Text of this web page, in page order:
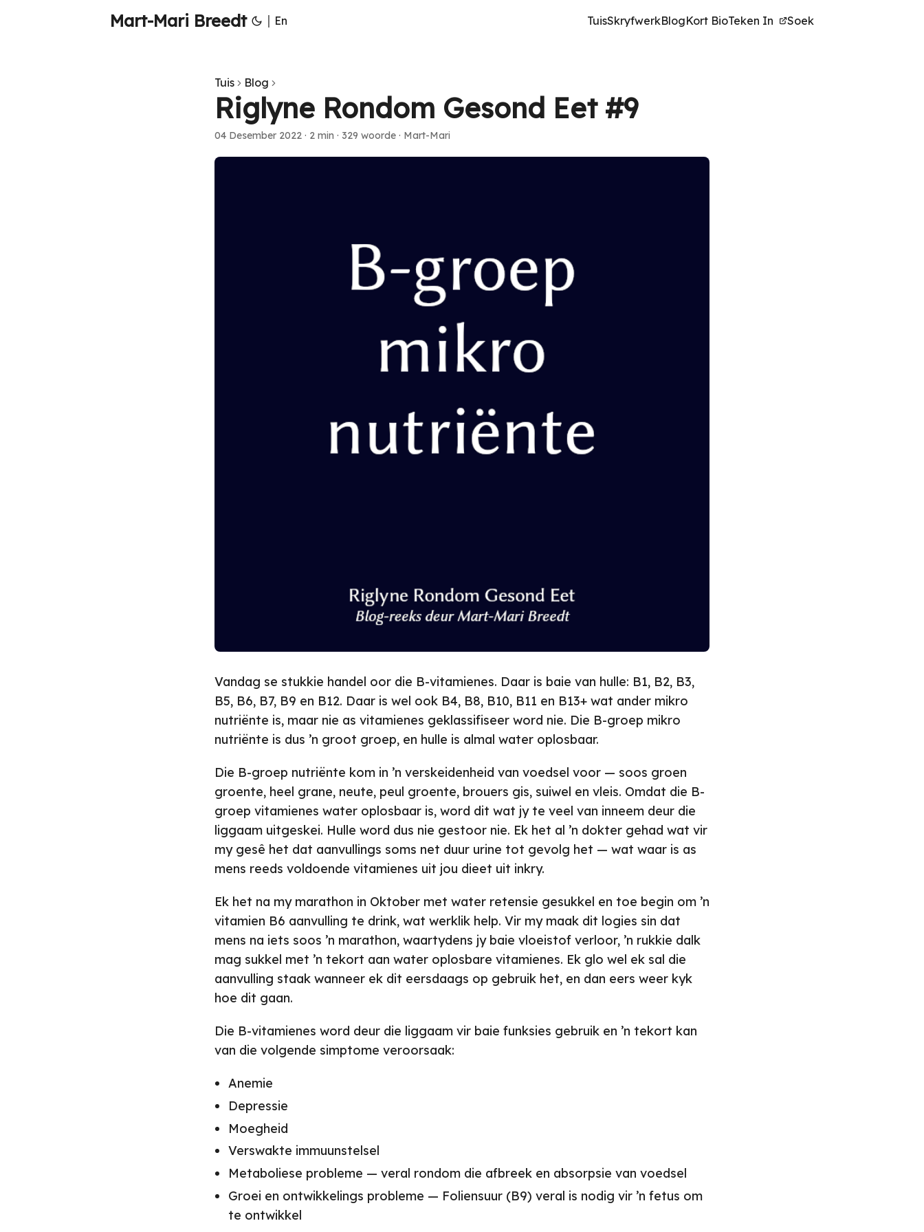
Mart-Mari Breedt | En TuisSkryfwerkBlogKort BioTeken In Soek
Tuis Blog
Riglyne Rondom Gesond Eet #9
04 Desember 2022 · 2 min · 329 woorde · Mart-Mari
Vandag se stukkie handel oor die B-vitamienes. Daar is baie van hulle: B1, B2, B3,
B5, B6, B7, B9 en B12. Daar is wel ook B4, B8, B10, B11 en B13+ wat ander mikro
nutriënte is, maar nie as vitamienes geklassifiseer word nie. Die B-groep mikro
nutriënte is dus ’n groot groep, en hulle is almal water oplosbaar.
Die B-groep nutriënte kom in ’n verskeidenheid van voedsel voor — soos groen
groente, heel grane, neute, peul groente, brouers gis, suiwel en vleis. Omdat die B-
groep vitamienes water oplosbaar is, word dit wat jy te veel van inneem deur die
liggaam uitgeskei. Hulle word dus nie gestoor nie. Ek het al ’n dokter gehad wat vir
my gesê het dat aanvullings soms net duur urine tot gevolg het — wat waar is as
mens reeds voldoende vitamienes uit jou dieet uit inkry.
Ek het na my marathon in Oktober met water retensie gesukkel en toe begin om ’n
vitamien B6 aanvulling te drink, wat werklik help. Vir my maak dit logies sin dat
mens na iets soos ’n marathon, waartydens jy baie vloeistof verloor, ’n rukkie dalk
mag sukkel met ’n tekort aan water oplosbare vitamienes. Ek glo wel ek sal die
aanvulling staak wanneer ek dit eersdaags op gebruik het, en dan eers weer kyk
hoe dit gaan.
Die B-vitamienes word deur die liggaam vir baie funksies gebruik en ’n tekort kan
van die volgende simptome veroorsaak:
Anemie
Depressie
Moegheid
Verswakte immuunstelsel
Metaboliese probleme — veral rondom die afbreek en absorpsie van voedsel
Groei en ontwikkelings probleme — Foliensuur (B9) veral is nodig vir ’n fetus om
te ontwikkel